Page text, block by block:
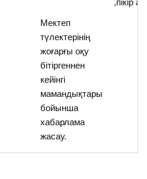
Мектеп
түлектерінің
жоғарғы оқу
бітіргеннен
кейінгі
мамандықтары
бойынша
хабарлама
жасау.